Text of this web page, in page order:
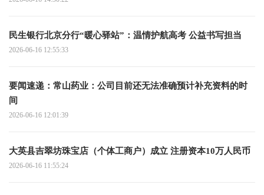
民生银行北京分行“暖心驿站”：温情护航高考 公益书写担当
2026-06-16 12:55:33
要闻速递：常山药业：公司目前还无法准确预计补充资料的时
间
2026-06-16 12:01:39
大英县吉翠坊珠宝店（个体工商户）成立 注册资本10万人民币
2026-06-16 11:55:24